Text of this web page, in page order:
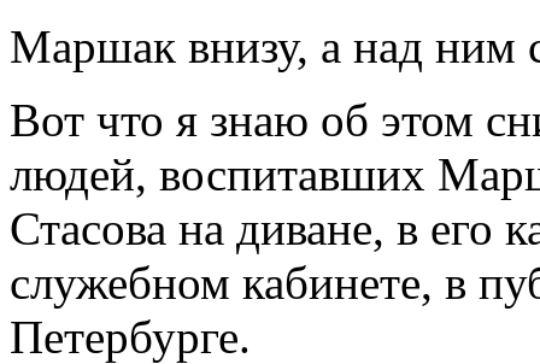
Маршак внизу, а над ним
Вот что я знаю об этом
людей, воспитавших
Стасова на диване, в его
служебном кабинете, в
Петербурге.